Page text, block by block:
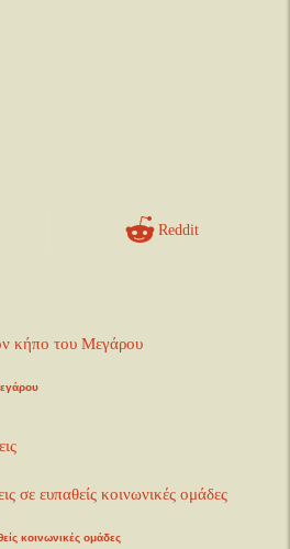
Reddit
κοινωνικές ομάδες